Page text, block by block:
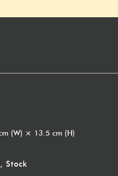
(W) × 13.5 cm (H)
, Stock